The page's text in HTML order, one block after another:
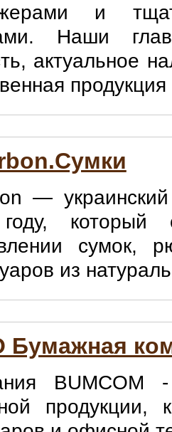
и
Наши
актуальное
—
который
сумок,
из
BUMCOM
продукции,